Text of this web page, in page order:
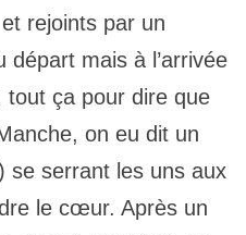
rejoints par un
départ mais à l’arrivée
ça pour dire que
on eu dit un
se serrant les uns aux
le cœur. Après un